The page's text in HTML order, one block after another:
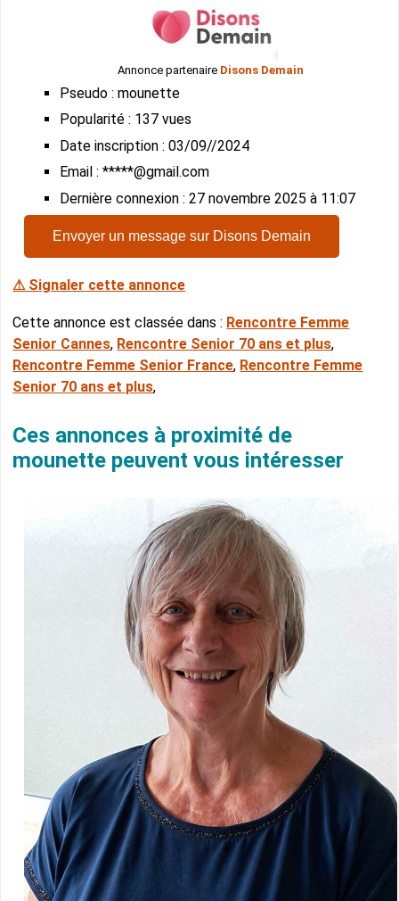
Annonce partenaire Disons Demain
Pseudo : mounette
Popularité : 137 vues
Date inscription : 03/09//2024
Email : *****@gmail.com
Dernière connexion : 27 novembre 2025 à 11:07
Envoyer un message sur Disons Demain
⚠ Signaler cette annonce
Cette annonce est classée dans : Rencontre Femme
Senior Cannes, Rencontre Senior 70 ans et plus,
Rencontre Femme Senior France, Rencontre Femme
Senior 70 ans et plus,
Ces annonces à proximité de
mounette peuvent vous intéresser